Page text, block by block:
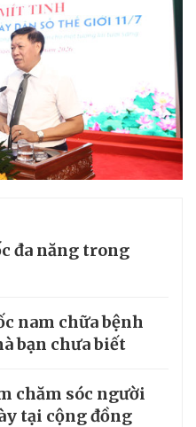
đa năng trong
nam chữa bệnh
bạn chưa biết
chăm sóc người
tại cộng đồng